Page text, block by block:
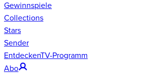
Gewinnspiele
Collections
Stars
Sender
EntdeckenTV-Programm
Abo